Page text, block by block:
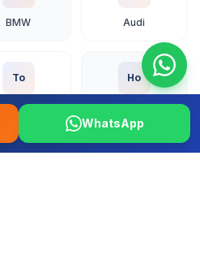
BMW Audi
To
Toyota
Ho
Honda
WhatsApp